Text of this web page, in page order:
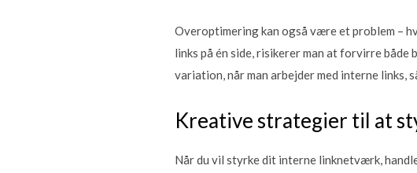
Overoptimering kan også være et problem –
links på én side, risikerer man at forvirre
variation, når man arbejder med interne links,
Kreative strategier til at
Når du vil styrke dit interne linknetværk,